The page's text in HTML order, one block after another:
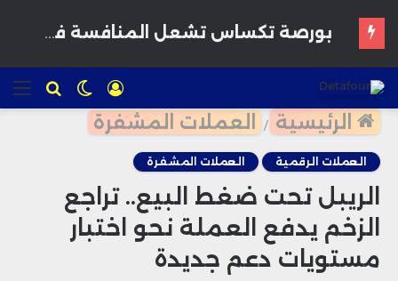
للبحث الوضع
المظلم
تسجيل
الدخول
الرئيسية / العملات المشفرة
العملات الرقمية العملات المشفرة
الريبل تحت ضغط البيع.. تراجع
الزخم يدفع العملة نحو اختبار
مستويات دعم جديدة